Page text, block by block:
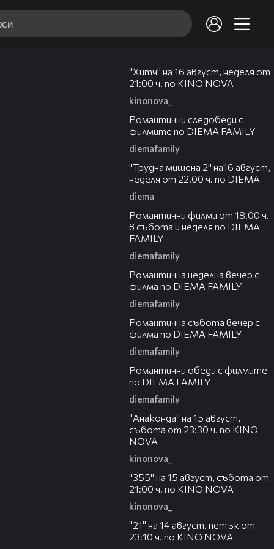
"Хитч" на 16 август, неделя от
21:00 ч. по KINO NOVA
kinonova_
Романтични следобеди с
филмите по DIEMA FAMILY
diemafamily
"Трудна мишена 2" на16 август,
неделя от 22.00 ч. по DIEMA
diema
Романтични филми от 18.00 ч.
в събота и неделя по DIEMA
FAMILY
diemafamily
Романтичнa неделна вечер с
филма по DIEMA FAMILY
diemafamily
Романтичнa събота вечер с
филма по DIEMA FAMILY
diemafamily
Романтични обеди с филмите
по DIEMA FAMILY
diemafamily
"Анаконда" на 15 август,
събота от 23:30 ч. по KINO
NOVA
kinonova_
"355" на 15 август, събота от
21:00 ч. по KINO NOVA
kinonova_
"21" на 14 август, петък от
23:10 ч. по KINO NOVA